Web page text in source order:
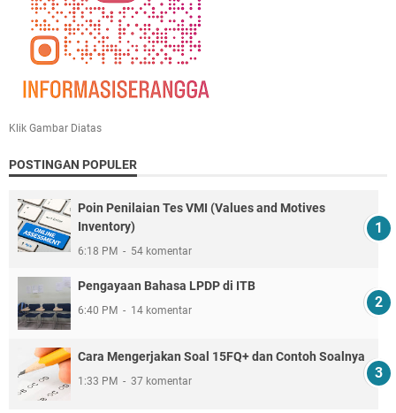
Klik Gambar Diatas
POSTINGAN POPULER
Poin Penilaian Tes VMI (Values and Motives
Inventory)
6:18 PM 54 komentar
Pengayaan Bahasa LPDP di ITB
6:40 PM 14 komentar
Cara Mengerjakan Soal 15FQ+ dan Contoh Soalnya
1:33 PM 37 komentar